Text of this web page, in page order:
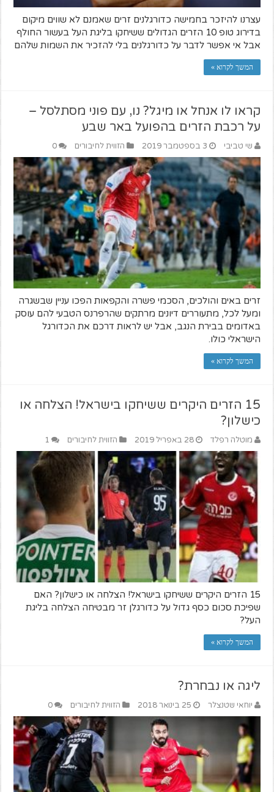
עצרנו להיזכר בחמישה כדורגלנים זרים שאמנם לא שווים מיקום
בדירוג טופ 10 הזרים הגדולים ששיחקו בליגת העל בעשור החולף
אבל אי אפשר לדבר על כדורגלנים בלי להזכיר את השמות שלהם
המשך לקרוא »
קראו לו אנחל או מיגל? נו, עם פוני מסתלסל –
על רכבת הזרים בהפועל באר שבע
שי טביבי 3 בספטמבר 2019 הזווית לחיבורים 0
זרים באים והולכים, הסכמי פשרה והקפאות הפכו עניין שבשגרה
ומעל לכל, מתעוררים דיונים מרתקים שהרפרנס הטבעי להם עוסק
באדומים בבירת הנגב, אבל יש לראות דרכם את הכדורגל
הישראלי כולו.
המשך לקרוא »
15 הזרים היקרים ששיחקו בישראל! הצלחה או
כישלון?
מוטלה רפלד 28 באפריל 2019 הזווית לחיבורים 1
15 הזרים היקרים ששיחקו בישראל! הצלחה או כישלון? האם
שפיכת סכום כסף גדול על כדורגלן זר מבטיחה הצלחה בליגת
העל?
המשך לקרוא »
ליגה או נבחרת?
יוחאי שטנצלר 25 בינואר 2018 הזווית לחיבורים 0